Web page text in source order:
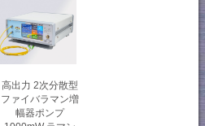
高出力 2次分散型
ファイバラマン増
幅器ポンプ